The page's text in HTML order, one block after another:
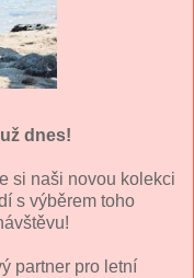
dnes!
si naši novou kolekci
s výběrem toho
partner pro letní